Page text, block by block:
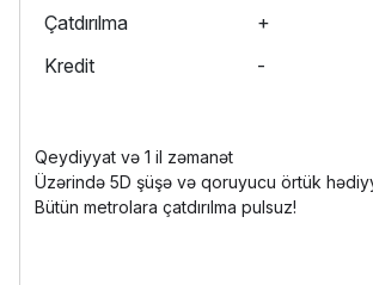
Çatdırılma
+
Kredit
-
Qeydiyyat və 1 il zəmanət
Üzərində 5D şüşə və qoruyucu örtük
Bütün metrolara çatdırılma pulsuz!